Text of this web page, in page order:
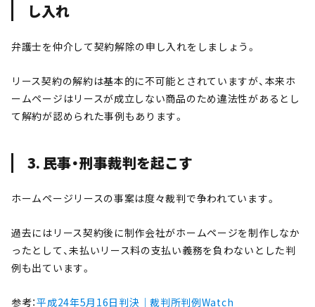
し入れ
弁護士を仲介して契約解除の申し入れをしましょう。
リース契約の解約は基本的に不可能とされていますが、本来ホ
ームページはリースが成立しない商品のため違法性があるとし
て解約が認められた事例もあります。
3. 民事・刑事裁判を起こす
ホームページリースの事案は度々裁判で争われています。
過去にはリース契約後に制作会社がホームページを制作しなか
ったとして、未払いリース料の支払い義務を負わないとした判
例も出ています。
参考：平成24年5月16日判決｜裁判所判例Watch